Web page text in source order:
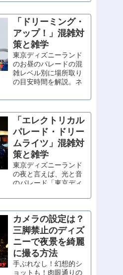
優雅にホテル朝食を。
シェフ・ミッキー以外
は宿泊者以外も利用可
能なので、予約無しの
当日利用もOK！
「ドリーミング・
アップ！」混雑対
策と雑学
東京ディズニーランド
のお昼のパレードの混
雑レベル別に場所取り
の目安時間を解説。ネ
ぜた内容紹介もあり。
「エレクトリカル
パレード・ドリー
ムライツ」混雑対
策と雑学
東京ディズニーランド
の夜と言えば、光と音
のパレード「東京ディ
トリカルパレード・ド
リームライツ」が大人
気です。混雑必至のパ
レードですが、うまく
立ち回って、東京ディ
ズニーランドでの１日
の締めに、ぜひ観賞し
たいですね。
…
カメラの設定は？
三脚禁止のディズ
ニーで夜景を綺麗
に撮る方法
手ぶれなし！幻想的シ
ョットも！肉眼通りの